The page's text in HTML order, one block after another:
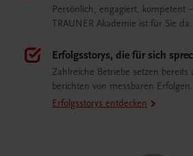
Persönlich, engagiert, kompetent
TRAUNER Akademie ist für Sie da.
Erfolgsstorys, die für sich
Zahlreiche Betriebe setzen bereits
berichten von messbaren Erfolgen.
Erfolgsstorys entdecken